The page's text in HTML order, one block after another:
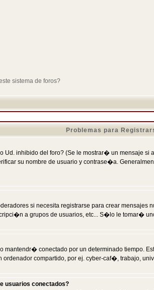
sistema de foros?
Problemas para
Ud. inhibido del foro? (Se le mostrar� un mensaje
su nombre de usuario y contrase�a.
si necesita registrarse para crear
a grupos de usuarios, etc... S�lo le tomar�
mantendr� conectado por un determinado tiempo.
compartido, por ej. cyber-caf�, trabajo,
usuarios conectados?